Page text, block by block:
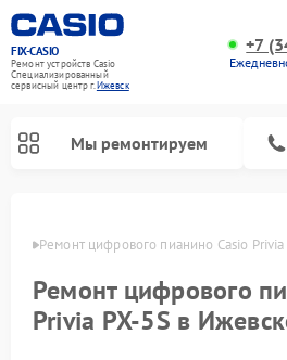
FIX-CASIO
Ремонт устройств Casio
Специализированный
cервисный центр г.Ижевск
+7
Мы ремонтируем
Ремонт цифрового пианино Casio
Ремонт цифрового
Privia PX-5S в